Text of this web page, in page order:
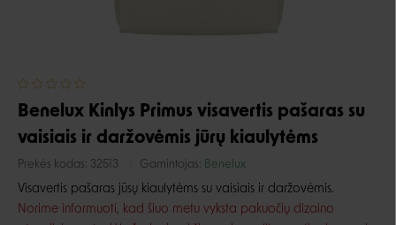
Benelux Kinlys Primus visavertis pašaras su
vaisiais ir daržovėmis jūrų kiaulytėms
Prekės kodas: 32513 Gamintojas: Benelux
Visavertis pašaras jūsų kiaulytėms su vaisiais ir daržovėmis.
Norime informuoti, kad šiuo metu vyksta pakuočių dizaino